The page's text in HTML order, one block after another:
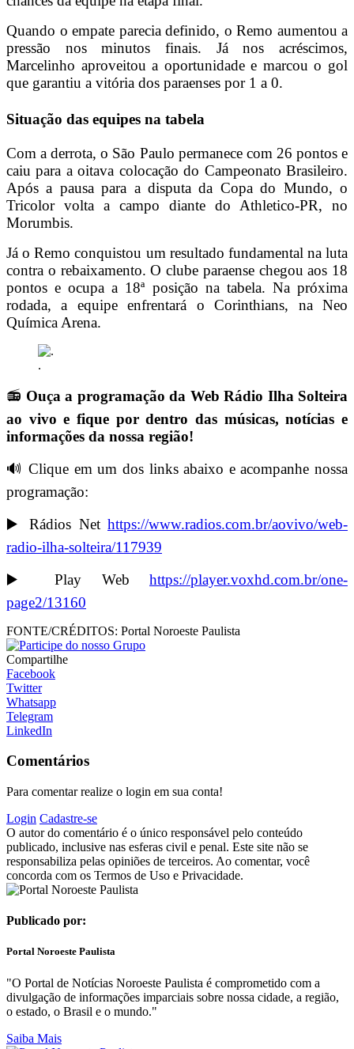
Quando o empate parecia definido, o Remo aumentou a
pressão nos minutos finais. Já nos acréscimos,
Marcelinho aproveitou a oportunidade e marcou o gol
que garantiu a vitória dos paraenses por 1 a 0.
Situação das equipes na tabela
Com a derrota, o São Paulo permanece com 26 pontos e
caiu para a oitava colocação do Campeonato Brasileiro.
Após a pausa para a disputa da Copa do Mundo, o
Tricolor volta a campo diante do Athletico-PR, no
Morumbis.
Já o Remo conquistou um resultado fundamental na luta
contra o rebaixamento. O clube paraense chegou aos 18
pontos e ocupa a 18ª posição na tabela. Na próxima
rodada, a equipe enfrentará o Corinthians, na Neo
Química Arena.
.
📻 Ouça a programação da Web Rádio Ilha Solteira
ao vivo e fique por dentro das músicas, notícias e
informações da nossa região!
🔊 Clique em um dos links abaixo e acompanhe nossa
programação:
▶️ Rádios Net https://www.radios.com.br/aovivo/web-
radio-ilha-solteira/117939
▶️ Play Web https://player.voxhd.com.br/one-
page2/13160
FONTE/CRÉDITOS: Portal Noroeste Paulista
Compartilhe
Facebook
Twitter
Whatsapp
Telegram
LinkedIn
Comentários
Para comentar realize o login em sua conta!
Login Cadastre-se
O autor do comentário é o único responsável pelo conteúdo
publicado, inclusive nas esferas civil e penal. Este site não se
responsabiliza pelas opiniões de terceiros. Ao comentar, você
concorda com os Termos de Uso e Privacidade.
Publicado por:
Portal Noroeste Paulista
"O Portal de Notícias Noroeste Paulista é comprometido com a
divulgação de informações imparciais sobre nossa cidade, a região,
o estado, o Brasil e o mundo."
Saiba Mais